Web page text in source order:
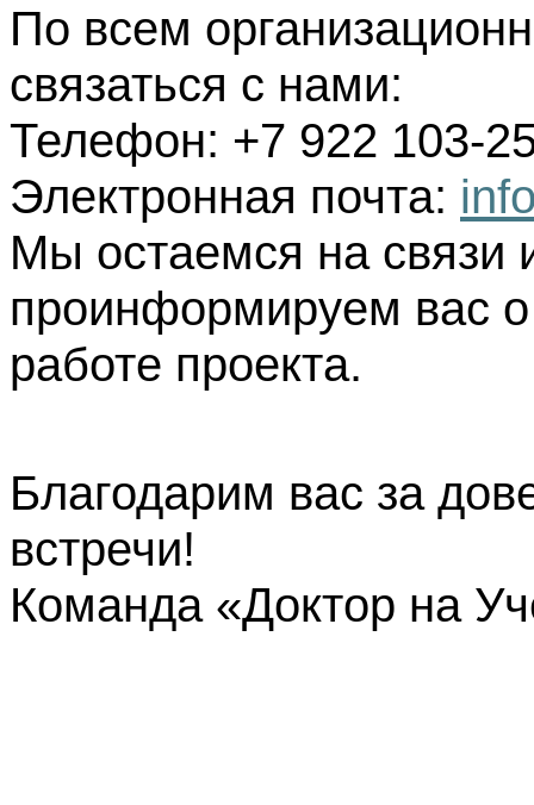
По всем
связаться с нами:
Телефон: +7 922 103-
Электронная почта:
Мы остаемся на связи
проинформируем вас
работе проекта.
Благодарим вас за
встречи!
Команда «Доктор на